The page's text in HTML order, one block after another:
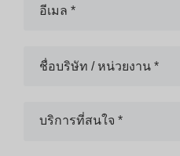
บริการที่สนใจ *